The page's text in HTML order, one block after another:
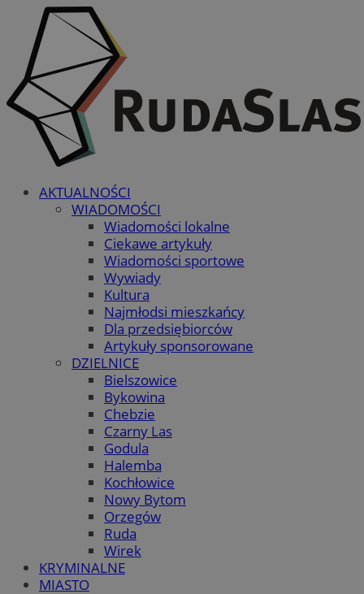
AKTUALNOŚCI
WIADOMOŚCI
Wiadomości lokalne
Ciekawe artykuły
Wiadomości sportowe
Wywiady
Kultura
Najmłodsi mieszkańcy
Dla przedsiębiorców
Artykuły sponsorowane
DZIELNICE
Bielszowice
Bykowina
Chebzie
Czarny Las
Godula
Halemba
Kochłowice
Nowy Bytom
Orzegów
Ruda
Wirek
KRYMINALNE
MIASTO